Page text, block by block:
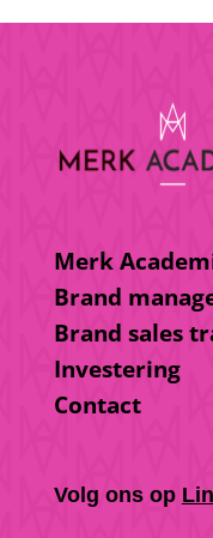
Merk
Brand
Brand sales
Investering
Contact
Volg ons op